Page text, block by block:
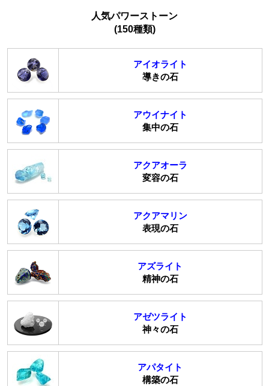
人気パワーストーン
(150種類)
アイオライト
導きの石
アウイナイト
集中の石
アクアオーラ
変容の石
アクアマリン
表現の石
アズライト
精神の石
アゼツライト
神々の石
アパタイト
構築の石